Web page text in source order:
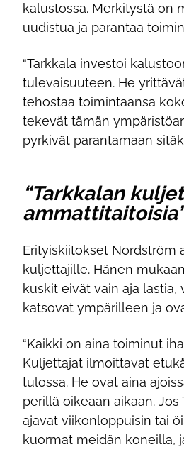
kalustossa. Merkitystä on
uudistua ja parantaa
“Tarkkala investoi
tulevaisuuteen. He
tehostaa toimintaansa
tekevät tämän
pyrkivät parantamaan
“Tarkkalan
Erityiskiitokset Nordström
kuljettajille. Hänen
kuskit eivät vain aja lastia,
katsovat ympärilleen ja
“Kaikki on aina toiminut
Kuljettajat ilmoittavat
tulossa. He ovat aina
perillä oikeaan aikaan. Jos
ajavat viikonloppuisin tai
kuormat meidän koneilla,